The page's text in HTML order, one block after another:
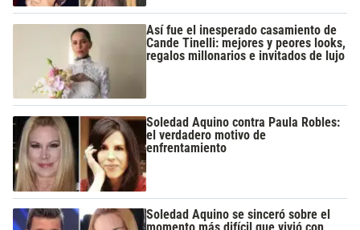
Así fue el inesperado casamiento de
Cande Tinelli: mejores y peores looks,
regalos millonarios e invitados de lujo
Soledad Aquino contra Paula Robles:
el verdadero motivo de
enfrentamiento
Soledad Aquino se sinceró sobre el